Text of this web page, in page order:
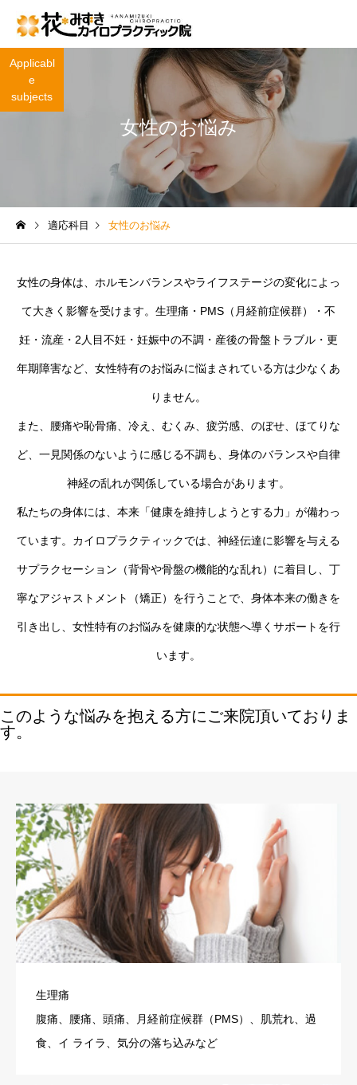
女性のお悩み
Applicabl
e
subjects
適応科目 女性のお悩み
女性の身体は、ホルモンバランスやライフステージの変化によっ
て大きく影響を受けます。生理痛・PMS（月経前症候群）・不
妊・流産・2人目不妊・妊娠中の不調・産後の骨盤トラブル・更
年期障害など、女性特有のお悩みに悩まされている方は少なくあ
りません。
また、腰痛や恥骨痛、冷え、むくみ、疲労感、のぼせ、ほてりな
ど、一見関係のないように感じる不調も、身体のバランスや自律
神経の乱れが関係している場合があります。
私たちの身体には、本来「健康を維持しようとする力」が備わっ
ています。カイロプラクティックでは、神経伝達に影響を与える
サプラクセーション（背骨や骨盤の機能的な乱れ）に着目し、丁
寧なアジャストメント（矯正）を行うことで、身体本来の働きを
引き出し、女性特有のお悩みを健康的な状態へ導くサポートを行
います。
このような悩みを抱える方にご来院頂いておりま
す。
生理痛
腹痛、腰痛、頭痛、月経前症候群（PMS）、肌荒れ、過
食、イ ライラ、気分の落ち込みなど